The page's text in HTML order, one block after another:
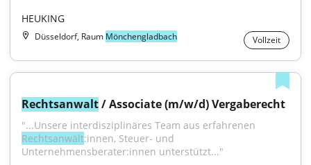
HEUKING
Düsseldorf, Raum Mönchengladbach Vollzeit
Rechtsanwalt / Associate (m/w/d) Vergaberecht
Rechtsanwält:innen, Steuer- und
Unternehmensberater:innen unterstützt..."